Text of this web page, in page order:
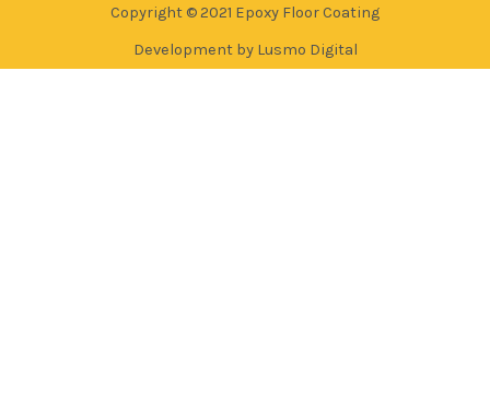
Copyright © 2021 Epoxy Floor Coating
Development by Lusmo Digital